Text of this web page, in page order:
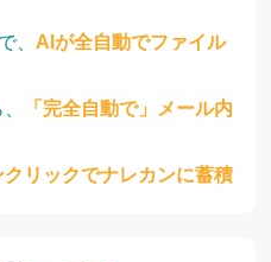
、 AIが全自動でファイル
「完全自動で」メール内
クリックでナレカンに蓄積